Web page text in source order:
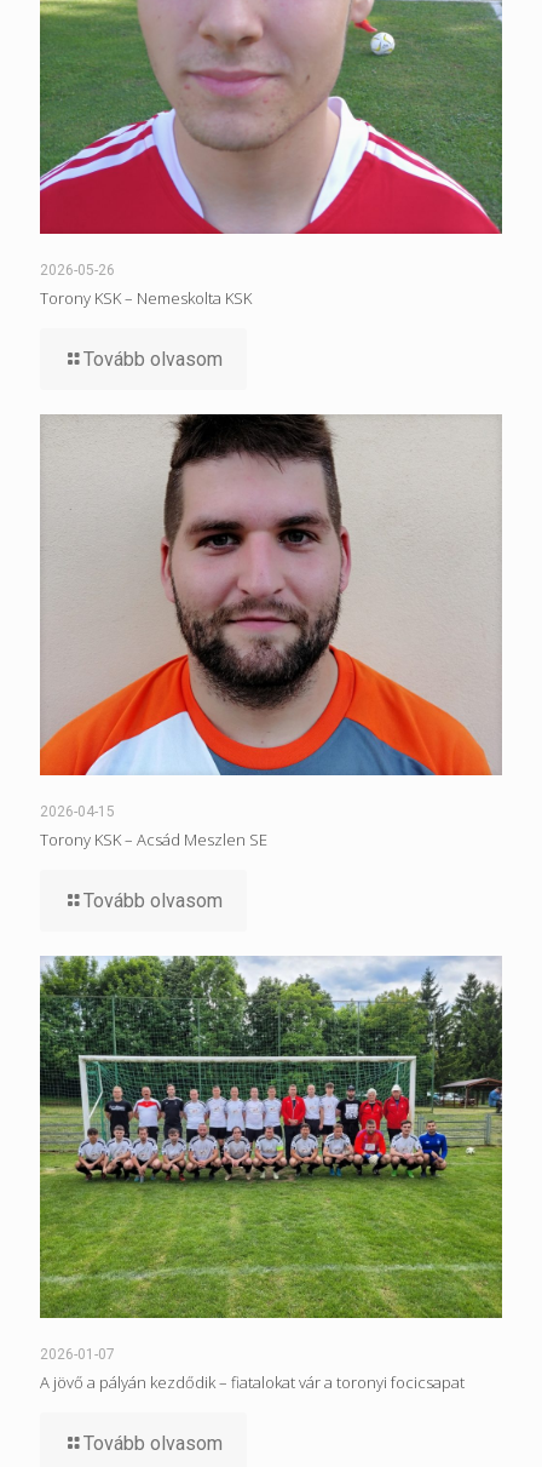
2026-05-26
Torony KSK – Nemeskolta KSK
Tovább olvasom
2026-04-15
Torony KSK – Acsád Meszlen SE
Tovább olvasom
2026-01-07
A jövő a pályán kezdődik – fiatalokat vár a toronyi focicsapat
Tovább olvasom